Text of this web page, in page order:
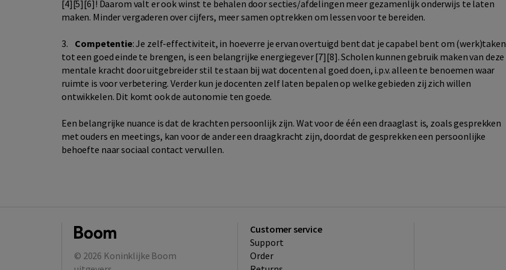
[4][5][6]! Daarom valt er ook winst te behalen door secties/afdelingen meer gezamenlijk onderwijs te laten
maken. Minder vergaderen over cijfers, meer samen optrekken om lessen voor te bereiden.
3. Competentie: Je zelf-effectiviteit, in hoeverre je ervan overtuigd bent dat je capabel bent om (werk)taken
tot een goed einde te brengen, is een belangrijke energiegever [7][8]. Scholen kunnen gebruik maken van deze
mentale kracht door uitgebreider stil te staan bij wat docenten al goed doen, i.p.v. alleen te benoemen waar
ruimte is voor verbetering. Verder kun je docenten zelf laten bepalen op welke gebieden zij zich willen
ontwikkelen. Dit komt ook de autonomie ten goede.
Een belangrijke nuance is dat de krachten persoonlijk zijn. Wat voor de één een draaglast is, zoals gesprekken
met ouders en meetings, kan voor de ander een draagkracht zijn, doordat de gesprekken een persoonlijke
behoefte naar sociaal contact vervullen.
© 2026 Koninklijke Boom
Customer service
Support
Order